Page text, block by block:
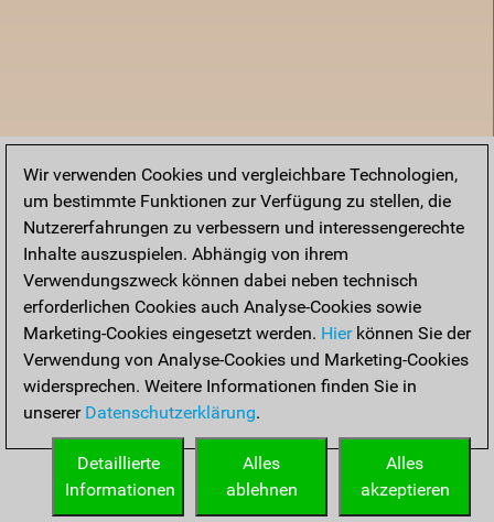
Startseite
Wir verwenden Cookies und vergleichbare Technologien,
um bestimmte Funktionen zur Verfügung zu stellen, die
Nutzererfahrungen zu verbessern und interessengerechte
Inhalte auszuspielen. Abhängig von ihrem
Verwendungszweck können dabei neben technisch
erforderlichen Cookies auch Analyse-Cookies sowie
Marketing-Cookies eingesetzt werden. Hierkönnen Sie der
Verwendung von Analyse-Cookies und Marketing-Cookies
widersprechen. Weitere Informationen finden Sie in
unserer Datenschutzerklärung.
Alles
akzeptieren
Alles
ablehnen
Detaillierte
Informationen